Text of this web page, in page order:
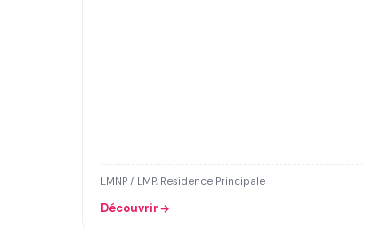
LMNP / LMP, Residence Principale
Découvrir